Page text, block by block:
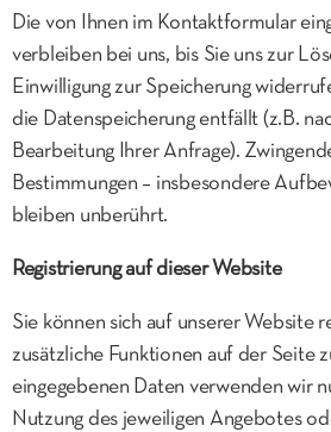
Die von Ihnen im Kontaktformular
verbleiben bei uns, bis Sie uns zur
Einwilligung zur Speicherung
die Datenspeicherung entfällt (z.B.
Bearbeitung Ihrer Anfrage).
Bestimmungen – insbesondere
bleiben unberührt.
Registrierung auf dieser Website
Sie können sich auf unserer Website
zusätzliche Funktionen auf der Seite
eingegebenen Daten verwenden wir
Nutzung des jeweiligen Angebotes